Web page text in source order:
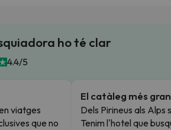
ho té clar
4.4/5
viatges
que no
El catàleg més gran
Dels Pirineus als Alps
Tenim l'hotel que